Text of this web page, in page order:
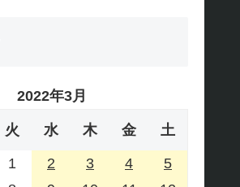
2022年3月
火 水 木 金 土
1 2 3 4
5